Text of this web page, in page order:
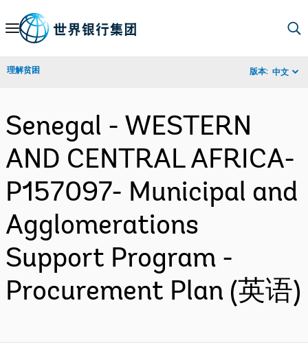
Skip
Navigation
理解贫困 版本: 中文
Senegal - WESTERN
AND CENTRAL AFRICA-
P157097- Municipal and
Agglomerations
Support Program -
Procurement Plan (英语)